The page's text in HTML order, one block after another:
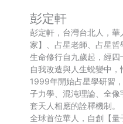
彭定軒
彭定軒，台灣台北人，
家】、占星老師、占星哲
生命修行自九歲起，經
自我改造與人生蛻變中，
1999年開始占星學研習
子力學、混沌理論、全
套天人相應的詮釋機制。
全球首位華人，自創【量